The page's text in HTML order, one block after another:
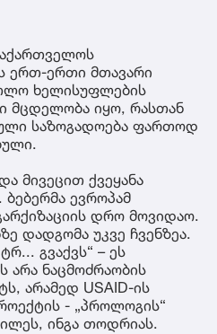
ერთ-ერთი მთავარი
ხელისუფლების
მცდელობა იყო, რასთან
საზოგადოება ფართოდ
მივეცით ქვეყანა
ევროპამ
დრო მოვიდაო.
დადგომა უკვე ჩვენზეა.
გვაქვს“ – ეს
არა ნაცმოძრაობის
არამედ USAID-ის
- „პროლოგის“
ინგა თოდრიას.